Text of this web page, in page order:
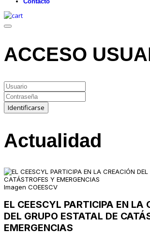
ACCESO
Identificarse
Actualidad
Imagen COEESCV
EL CEESCYL PARTICIPA EN LA
DEL GRUPO ESTATAL DE
EMERGENCIAS